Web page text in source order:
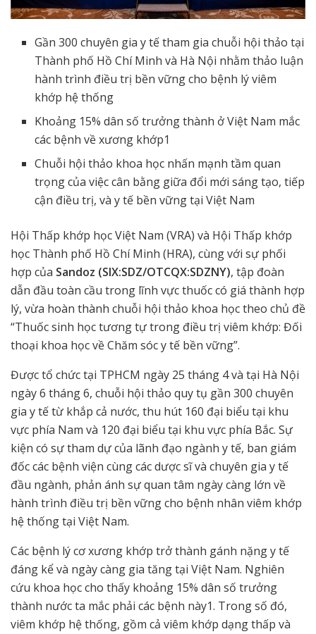
Gần 300 chuyên gia y tế tham gia chuỗi hội thảo tại
Thành phố Hồ Chí Minh và Hà Nội nhằm thảo luận
hành trình điều trị bền vững cho bệnh lý viêm
khớp hệ thống
Khoảng 15% dân số trưởng thành ở Việt Nam mắc
các bệnh về xương khớp1
Chuỗi hội thảo khoa học nhấn mạnh tầm quan
trọng của việc cân bằng giữa đổi mới sáng tạo, tiếp
cận điều trị, và y tế bền vững tại Việt Nam
Hội Thấp khớp học Việt Nam (VRA) và Hội Thấp khớp
học Thành phố Hồ Chí Minh (HRA), cùng với sự phối
hợp của Sandoz (SIX:SDZ/OTCQX:SDZNY), tập đoàn
dẫn đầu toàn cầu trong lĩnh vực thuốc có giá thành hợp
lý, vừa hoàn thành chuỗi hội thảo khoa học theo chủ đề
“Thuốc sinh học tương tự trong điều trị viêm khớp: Đối
thoại khoa học về Chăm sóc y tế bền vững”.
Được tổ chức tại TPHCM ngày 25 tháng 4 và tại Hà Nội
ngày 6 tháng 6, chuỗi hội thảo quy tụ gần 300 chuyên
gia y tế từ khắp cả nước, thu hút 160 đại biểu tại khu
vực phía Nam và 120 đại biểu tại khu vực phía Bắc. Sự
kiện có sự tham dự của lãnh đạo ngành y tế, ban giám
đốc các bệnh viện cùng các dược sĩ và chuyên gia y tế
đầu ngành, phản ánh sự quan tâm ngày càng lớn về
hành trình điều trị bền vững cho bệnh nhân viêm khớp
hệ thống tại Việt Nam.
Các bệnh lý cơ xương khớp trở thành gánh nặng y tế
đáng kể và ngày càng gia tăng tại Việt Nam. Nghiên
cứu khoa học cho thấy khoảng 15% dân số trưởng
thành nước ta mắc phải các bệnh này1. Trong số đó,
viêm khớp hệ thống, gồm cả viêm khớp dạng thấp và